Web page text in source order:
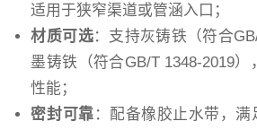
适用于狭窄渠道或管涵入口；
材质可选：支持灰铸铁（符合
墨铸铁（符合GB/T 1348-2019
性能；
密封可靠 ：配备橡胶止水带，满